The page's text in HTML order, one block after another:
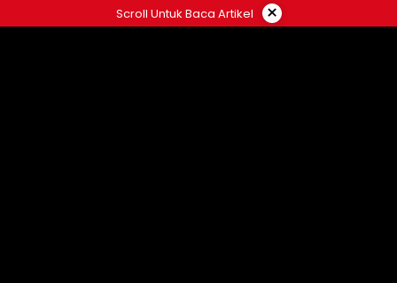
ke
Scroll Untuk Baca Artikel ×